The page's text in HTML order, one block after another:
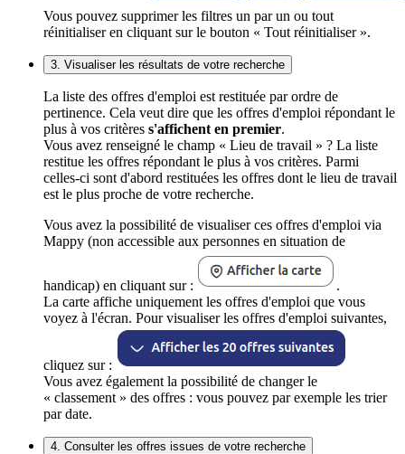
Vous pouvez supprimer les filtres un par un ou tout
réinitialiser en cliquant sur le bouton « Tout réinitialiser ».
3. Visualiser les résultats de votre recherche
La liste des offres d'emploi est restituée par ordre de
pertinence. Cela veut dire que les offres d'emploi répondant le
plus à vos critères s'affichent en premier.
Vous avez renseigné le champ « Lieu de travail » ? La liste
restitue les offres répondant le plus à vos critères. Parmi
celles-ci sont d'abord restituées les offres dont le lieu de travail
est le plus proche de votre recherche.
Vous avez la possibilité de visualiser ces offres d'emploi via
Mappy (non accessible aux personnes en situation de
handicap) en cliquant sur :
.
La carte affiche uniquement les offres d'emploi que vous
voyez à l'écran. Pour visualiser les offres d'emploi suivantes,
cliquez sur :
Vous avez également la possibilité de changer le
« classement » des offres : vous pouvez par exemple les trier
par date.
4. Consulter les offres issues de votre recherche